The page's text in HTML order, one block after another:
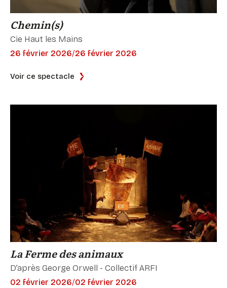
Chemin(s)
Cie Haut les Mains
26 février 2026/26 février 2026
Voir ce spectacle
La Ferme des animaux
D’après George Orwell - Collectif ARFI
02 février 2026/02 février 2026